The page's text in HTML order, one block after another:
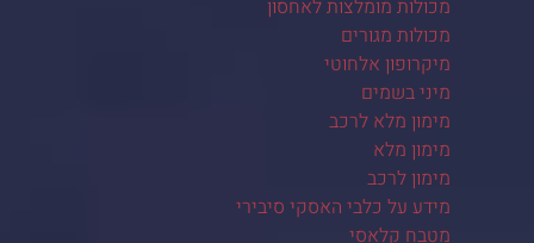
מכולות מומלצות לאחסון
מכולות מגורים
מיקרופון אלחוטי
מיני בשמים
מימון מלא לרכב
מימון מלא
מימון לרכב
מידע על כלבי האסקי סיבירי
מטבח קלאסי